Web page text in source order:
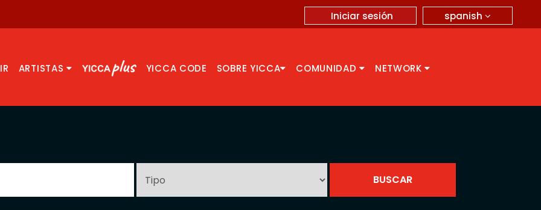
spanish
Iniciar sesión
ARTISTAS YICCA CODE SOBRE YICCA COMUNIDAD NETWORK